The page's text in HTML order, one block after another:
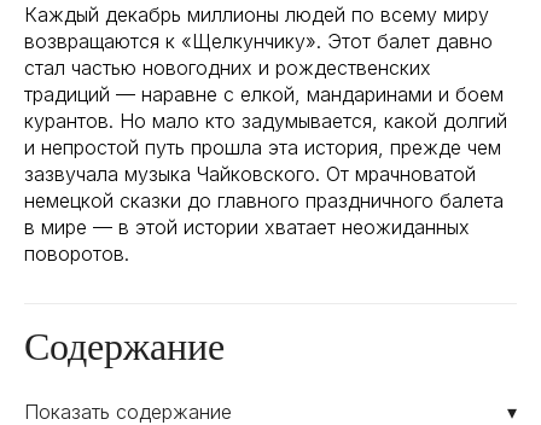
Каждый декабрь миллионы людей по всему миру
возвращаются к «Щелкунчику». Этот балет давно
стал частью новогодних и рождественских
традиций — наравне с елкой, мандаринами и боем
курантов. Но мало кто задумывается, какой долгий
и непростой путь прошла эта история, прежде чем
зазвучала музыка Чайковского. От мрачноватой
немецкой сказки до главного праздничного балета
в мире — в этой истории хватает неожиданных
поворотов.
Содержание
Показать содержание ▾